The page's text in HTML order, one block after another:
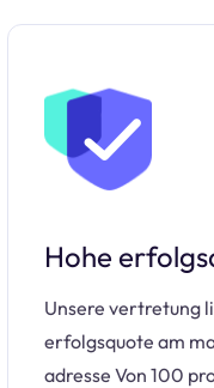
Hohe
Unsere vertretung
erfolgsquote am
adresse Von 100